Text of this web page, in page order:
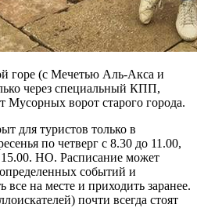
горе (с Мечетью Аль-Акса и
через специальный КПП,
Мусорных ворот старого города.
для туристов только в
по четверг с 8.30 до 11.00,
НО. Расписание может
событий и
все на месте и приходить заранее.
почти всегда стоят